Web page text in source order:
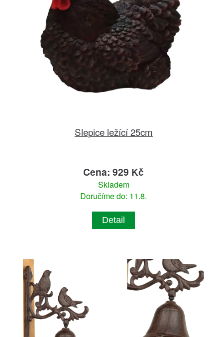
Slepice ležící 25cm
Cena: 929 Kč
Skladem
Doručíme do: 11.8.
Detail